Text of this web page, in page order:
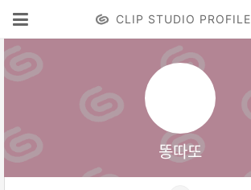
CLIP STUDIO PROFILE
똥따또